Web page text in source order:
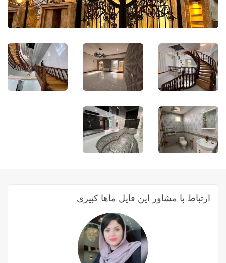
ارتباط با مشاور این فایل ماها کبیری